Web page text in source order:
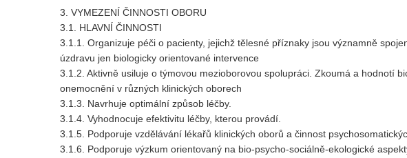
3. VYMEZENÍ ČINNOSTI OBORU
3.1. HLAVNÍ ČINNOSTI
3.1.1. Organizuje péči o pacienty, jejichž tělesné příznaky jsou významně
úzdravu jen biologicky orientované intervence
3.1.2. Aktivně usiluje o týmovou mezioborovou spolupráci. Zkoumá a hodnotí
onemocnění v různých klinických oborech
3.1.3. Navrhuje optimální způsob léčby.
3.1.4. Vyhodnocuje efektivitu léčby, kterou provádí.
3.1.5. Podporuje vzdělávání lékařů klinických oborů a činnost
3.1.6. Podporuje výzkum orientovaný na bio-psycho-sociálně-ekologické